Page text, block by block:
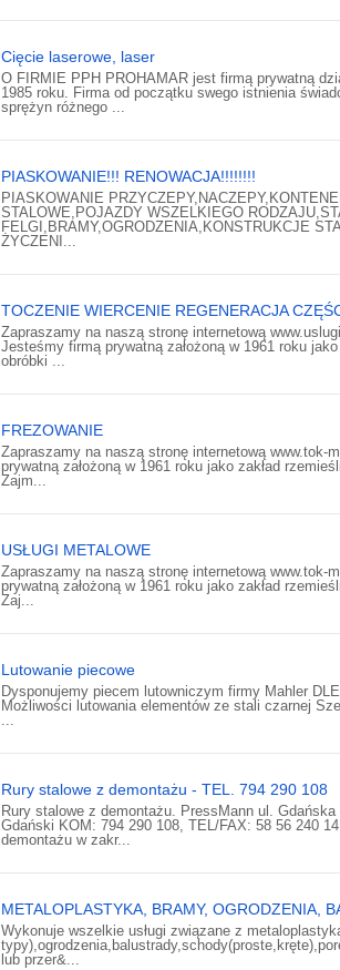
Cięcie laserowe, laser
O FIRMIE PPH PROHAMAR jest firmą prywatną
1985 roku. Firma od początku swego istnienia
sprężyn różnego ...
PIASKOWANIE!!! RENOWACJA!!!!!!!!
PIASKOWANIE
STALOWE,POJAZDY WSZELKIEGO
FELGI,BRAMY,OGRODZENIA,KONSTRUKCJE
ŻYCZENI...
TOCZENIE WIERCENIE REGENERACJA
Zapraszamy na naszą stronę internetową
Jesteśmy firmą prywatną założoną w 1961 roku
obróbki ...
FREZOWANIE
Zapraszamy na naszą stronę internetową www.tok-
prywatną założoną w 1961 roku jako zakład
Zajm...
USŁUGI METALOWE
Zapraszamy na naszą stronę internetową www.tok-
prywatną założoną w 1961 roku jako zakład
Zaj...
Lutowanie piecowe
Dysponujemy piecem lutowniczym firmy Mahler
Możliwości lutowania elementów ze stali czarnej
...
Rury stalowe z demontażu - TEL. 794 290 108
Rury stalowe z demontażu. PressMann ul. Gdańska
Gdański KOM: 794 290 108, TEL/FAX: 58 56 240
demontażu w zakr...
METALOPLASTYKA, BRAMY, OGRODZENIA,
Wykonuje wszelkie usługi związane z
lub przer&...